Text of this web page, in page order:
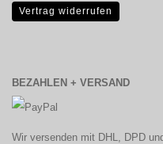
Vertrag widerrufen
BEZAHLEN + VERSAND
Wir versenden mit DHL, DPD